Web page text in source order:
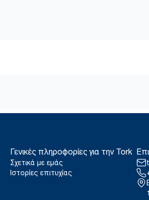
Γενικές πληροφορίες για την Tork
Σχετικά με εμάς
Ιστορίες επιτυχίας